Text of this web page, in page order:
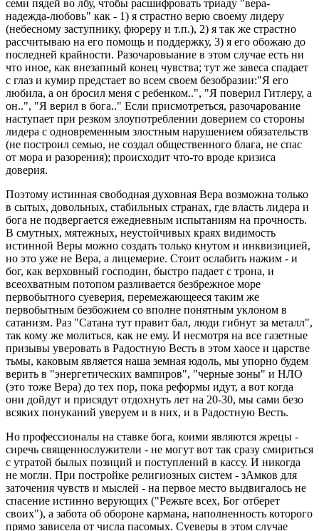
семи пядей во лбу, чтобы расшифровать триаду "вера-
надежда-любовь" как - 1) я страстно верю своему лидеру
(небесному заступнику, фюреру и т.п.), 2) я так же страстно
рассчитываю на его помощь и поддержку, 3) я его обожаю до
последней крайности. Разочаровыание в этом случае есть ни
что иное, как внезапный конец чувства; тут же завеса спадает
с глаз и кумир предстает во всем своем безобразии:"Я его
любила, а он бросил меня с ребенком..", "Я поверил Гитлеру, а
он..", "Я верил в бога.." Если присмотреться, разочарование
наступает при резком злоупотреблении доверием со стороны
лидера с одновременным злостным нарушением обязательств
(не построил семью, не создал общественного блага, не спас
от мора и разорения); происходит что-то вроде кризиса
доверия.
Поэтому истинная свободная духовная Вера возможна только
в сытых, довольных, стабильных странах, где власть лидера и
бога не подвергается ежедневным испытаниям на прочность.
В смутных, мятежных, неустойчивых краях видимость
истинной Веры можно создать только кнутом и инквизицией,
но это уже не Вера, а лицемерие. Стоит ослабить нажим - и
бог, как верховный господин, быстро падает с трона, и
всеохватным потопом разливается безбрежное море
первобытного суеверия, перемежающееся таким же
первобытным безбожием со вполне понятным уклоном в
сатанизм. Раз "Сатана тут правит бал, люди гибнут за металл",
так кому же молиться, как не ему. И несмотря на все газетные
призывы уверовать в Радостную Весть в этом хаосе и царстве
тьмы, каковым является наша земная юдоль, мы упорно будем
верить в "энергетических вампиров", "черные зоны" и НЛО
(это тоже Вера) до тех пор, пока реформы идут, а вот когда
они дойдут и присядут отдохнуть лет на 20-30, мы сами безо
всяких понуканий уверуем и в них, и в Радостную Весть.
Но профессионалы на ставке бога, коими являются жрецы -
сиречь священнослужители - не могут вот так сразу смириться
с утратой былых позиций и поступлений в кассу. И никогда
не могли. При постройке религиозных систем - зАмков для
заточения чувств и мыслей - на первое место выдвигалось не
спасение истинно верующих ("Режьте всех, Бог отберет
своих"), а забота об обороне кармана, наполненность которого
прямо зависела от числа пасомых. Суеверы в этом случае